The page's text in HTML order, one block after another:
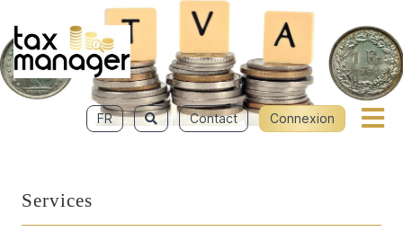
FR Contact Connexion
Services